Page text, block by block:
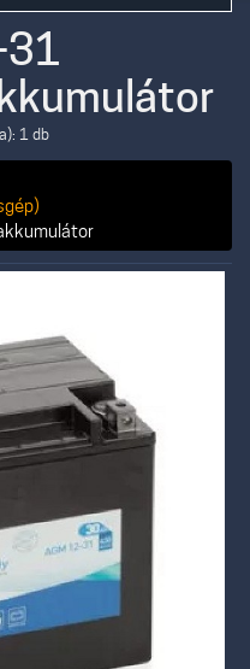
31
1 db